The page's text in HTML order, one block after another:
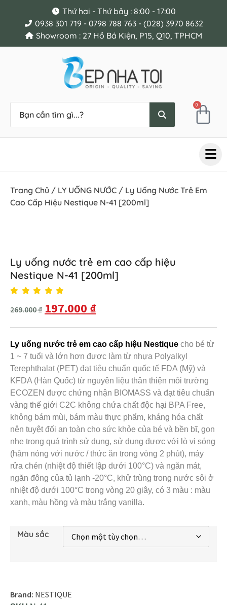
Thứ hai - Thứ bảy : 8:00 - 17:00
0938 301 719 - 0798 788 763 - (028) 3970 8632
Showroom : 27 Hồ Bá Kiện, P15, Q10, TPHCM
0
Trang Chủ / LY UỐNG NƯỚC / Ly Uống Nước Trẻ Em
Cao Cấp Hiệu Nestique N-41 [200ml]
Ly uống nước trẻ em cao cấp hiệu
Nestique N-41 [200ml]
269.000₫ 197.000 ₫
Ly uống nước trẻ em cao cấp hiệu Nestique cho bé từ
1 ~ 7 tuổi và lớn hơn được làm từ nhựa Polyalkyl
Terephthalat (PET) đạt tiêu chuẩn quốc tế FDA (Mỹ) và
KFDA (Hàn Quốc) từ nguyên liệu thân thiện môi trường
ECOZEN được chứng nhận BIOMASS và đạt tiêu chuẩn
vàng thế giới C2C không chứa chất độc hại BPA Free,
không bám mùi, bám màu thực phẩm, kháng hóa chất
nên tuyệt đối an toàn cho sức khỏe của bé và bền bĩ, gọn
nhẹ trong quá trình sử dụng, sử dụng được với lò vi sóng
(hâm nóng với nước / thức ăn trong vòng 2 phút), máy
rửa chén (nhiệt độ thiết lập dưới 100°C) và ngăn mát,
ngăn đông của tủ lạnh -20°C, khử trùng trong nước sôi ở
nhiệt độ dưới 100°C trong vòng 20 giây, có 3 màu : màu
xanh, màu hồng và màu trắng vanilla.
Màu sắc
Brand: NESTIQUE